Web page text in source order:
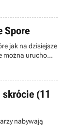
do sklepów trafi
Spore
jak na dzisiejsze
uruchomić
9500 oraz
Graphics
takiego
niż
(11
nabywają